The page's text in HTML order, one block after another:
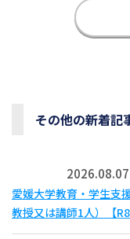
その他の新着記
2026.08.07
愛媛大学教育・学生支
教授又は講師1人）【